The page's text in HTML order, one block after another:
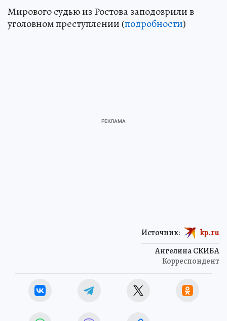
Мирового судью из Ростова заподозрили в
уголовном преступлении (подробности)
Ангелина СКИБА
Корреспондент
Источник: kp.ru